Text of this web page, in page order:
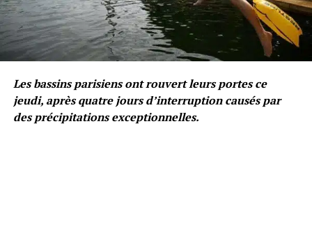
Les bassins parisiens ont rouvert leurs portes ce
jeudi, après quatre jours d’interruption causés par
des précipitations exceptionnelles.